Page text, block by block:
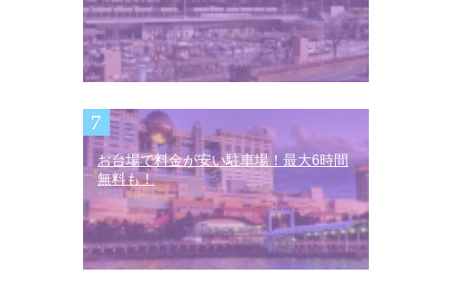
お台場で料金が安い駐車場！最大6時間
無料も！